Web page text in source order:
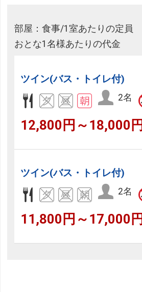
部屋：食事/1室あたりの定員
おとな1名様あたりの代金
ツイン(バス・トイレ付)
2名
12,800円～18,000円
ツイン(バス・トイレ付)
2名
11,800円～17,000円